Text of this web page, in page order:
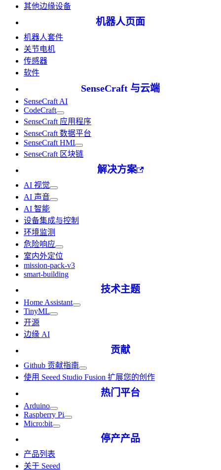
其他边缘设备
机器人页面
机器人套件
关节电机
传感器
软件
SenseCraft 与云端
SenseCraft AI
CodeCraft
SenseCraft 应用程序
SenseCraft 数据平台
SenseCraft HMI
SenseCraft 区块链
解决方案
AI 视觉
AI 声音
AI 智能
设备集成与控制
环境监测
危险响应
室内外定位
mission-pack-v3
smart-building
技术主题
Home Assistant
TinyML
开源
边缘 AI
贡献
Github 贡献指南
使用 Seeed Studio Fusion 扩展您的创作
热门平台
Arduino
Raspberry Pi
Micro:bit
停产产品
产品列表
关于 Seeed